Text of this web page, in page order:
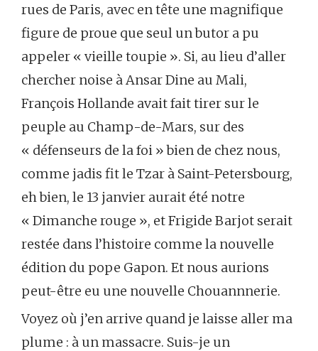
rues de Paris, avec en tête une magnifique
figure de proue que seul un butor a pu
appeler « vieille toupie ». Si, au lieu d’aller
chercher noise à Ansar Dine au Mali,
François Hollande avait fait tirer sur le
peuple au Champ-de-Mars, sur des
« défenseurs de la foi » bien de chez nous,
comme jadis fit le Tzar à Saint-Petersbourg,
eh bien, le 13 janvier aurait été notre
« Dimanche rouge », et Frigide Barjot serait
restée dans l’histoire comme la nouvelle
édition du pope Gapon. Et nous aurions
peut-être eu une nouvelle Chouannnerie.
Voyez où j’en arrive quand je laisse aller ma
plume : à un massacre. Suis-je un